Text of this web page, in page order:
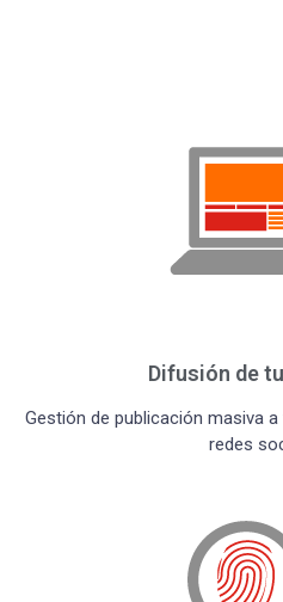
Difusión de
Gestión de publicación masiva
redes